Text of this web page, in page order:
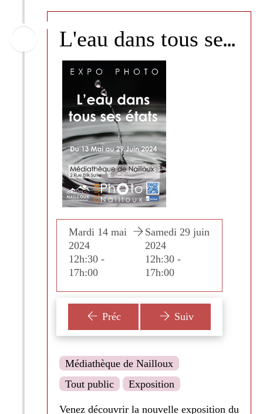
L
'eau dans tous ses états - Club Photo
Mardi 14 mai
2024
12h:30 -
17h:00
Samedi 29 juin
2024
12h:30 -
17h:00
Préc Suiv
Médiathèque de Nailloux
Tout public
Exposition
Venez découvrir la nouvelle exposition du